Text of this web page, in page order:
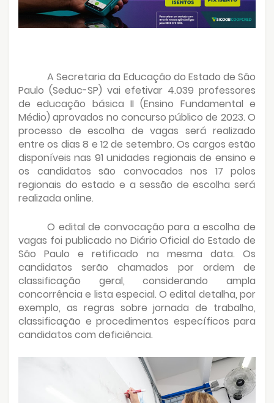
A Secretaria da Educação do Estado de São
Paulo (Seduc-SP) vai efetivar 4.039 professores
de educação básica II (Ensino Fundamental e
Médio) aprovados no concurso público de 2023. O
processo de escolha de vagas será realizado
entre os dias 8 e 12 de setembro. Os cargos estão
disponíveis nas 91 unidades regionais de ensino e
os candidatos são convocados nos 17 polos
regionais do estado e a sessão de escolha será
realizada online.
O edital de convocação para a escolha de
vagas foi publicado no Diário Oficial do Estado de
São Paulo e retificado na mesma data. Os
candidatos serão chamados por ordem de
classificação geral, considerando ampla
concorrência e lista especial. O edital detalha, por
exemplo, as regras sobre jornada de trabalho,
classificação e procedimentos específicos para
candidatos com deficiência.